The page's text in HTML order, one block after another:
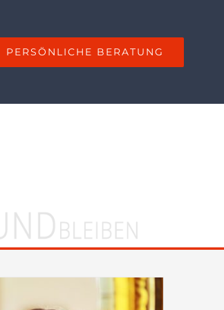
PERSÖNLICHE BERATUNG